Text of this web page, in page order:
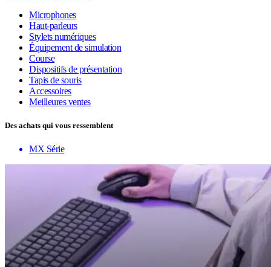
Microphones
Haut-parleurs
Stylets numériques
Équipement de simulation
Course
Dispositifs de présentation
Tapis de souris
Accessoires
Meilleures ventes
Des achats qui vous ressemblent
MX Série